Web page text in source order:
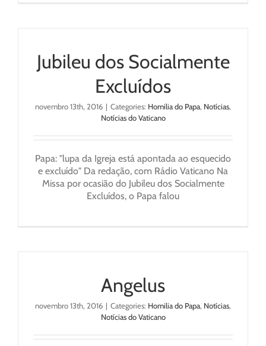
Jubileu dos Socialmente
Excluídos
novembro 13th, 2016 | Categories: Homilia do Papa, Notícias,
Notícias do Vaticano
Papa: "lupa da Igreja está apontada ao esquecido
e excluído" Da redação, com Rádio Vaticano Na
Missa por ocasião do Jubileu dos Socialmente
Excluídos, o Papa falou
Angelus
novembro 13th, 2016 | Categories: Homilia do Papa, Notícias,
Notícias do Vaticano